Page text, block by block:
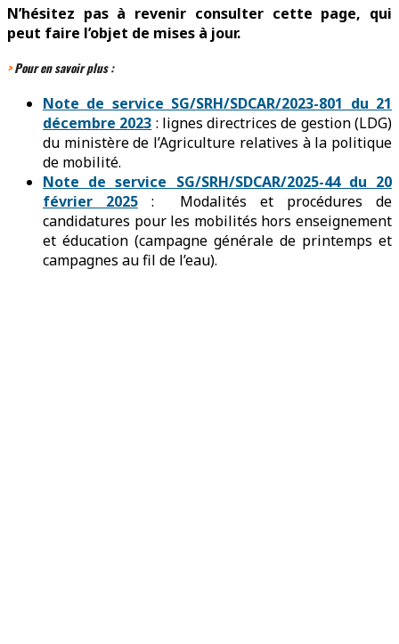
N’hésitez pas à revenir consulter cette page, qui
peut faire l’objet de mises à jour.
> Pour en savoir plus :
Note de service SG/SRH/SDCAR/2023-801 du 21
décembre 2023 : lignes directrices de gestion (LDG)
du ministère de l’Agriculture relatives à la politique
de mobilité.
Note de service SG/SRH/SDCAR/2025-44 du 20
février 2025: Modalités et procédures de
candidatures pour les mobilités hors enseignement
et éducation (campagne générale de printemps et
campagnes au fil de l’eau).